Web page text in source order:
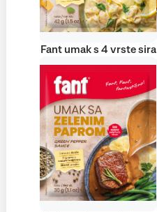
Fant umak s 4 vrste sira